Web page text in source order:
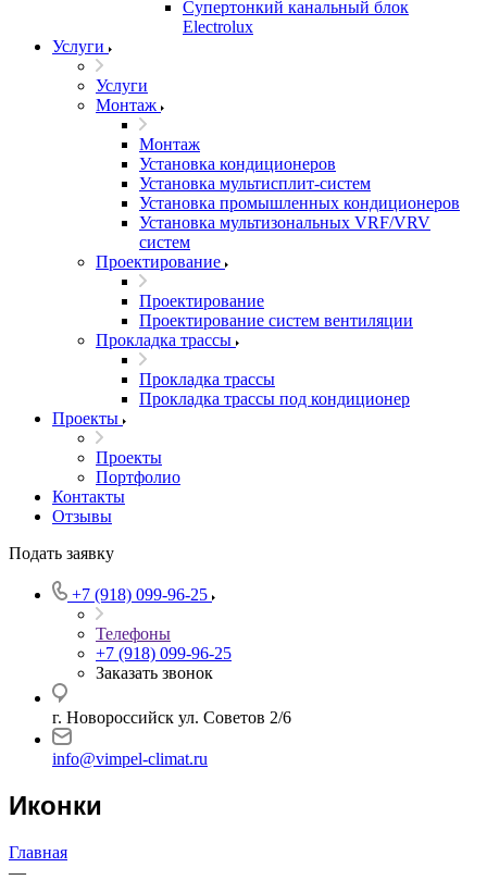
Супертонкий канальный блок
Electrolux
Услуги
Услуги
Монтаж
Монтаж
Установка кондиционеров
Установка мультисплит-систем
Установка промышленных кондиционеров
Установка мультизональных VRF/VRV
систем
Проектирование
Проектирование
Проектирование систем вентиляции
Прокладка трассы
Прокладка трассы
Прокладка трассы под кондиционер
Проекты
Проекты
Портфолио
Контакты
Отзывы
Подать заявку
+7 (918) 099-96-25
Телефоны
+7 (918) 099-96-25
Заказать звонок
г. Новороссийск ул. Советов 2/6
info@vimpel-climat.ru
Иконки
Главная
—